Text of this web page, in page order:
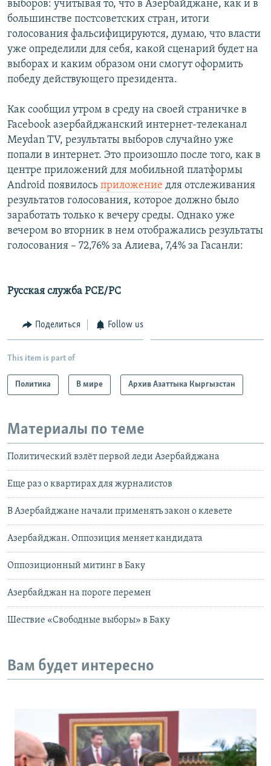
выборов: учитывая то, что в Азербайджане, как и в
большинстве постсоветских стран, итоги
голосования фальсифицируются, думаю, что власти
уже определили для себя, какой сценарий будет на
выборах и каким образом они смогут оформить
победу действующего президента.
Как сообщил утром в среду на своей страничке в
Facebook азербайджанский интернет-телеканал
Meydan TV, результаты выборов случайно уже
попали в интернет. Это произошло после того, как в
центре приложений для мобильной платформы
Android появилось приложение для отслеживания
результатов голосования, которое должно было
заработать только к вечеру среды. Однако уже
вечером во вторник в нем отображались результаты
голосования – 72,76% за Алиева, 7,4% за Гасанли:
Русская служба РСЕ/РС
Поделиться Follow us
This item is part of
Политика В мире Архив Азаттыка Кыргызстан
Материалы по теме
Политический взлёт первой леди Азербайджана
Еще раз о квартирах для журналистов
В Азербайджане начали применять закон о клевете
Азербайджан. Оппозиция меняет кандидата
Оппозиционный митинг в Баку
Азербайджан на пороге перемен
Шествие «Свободные выборы» в Баку
Вам будет интересно